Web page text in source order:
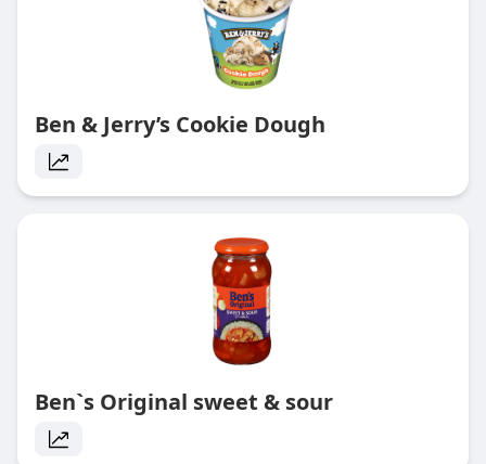
Ben & Jerry’s Cookie Dough
Ben`s Original sweet & sour